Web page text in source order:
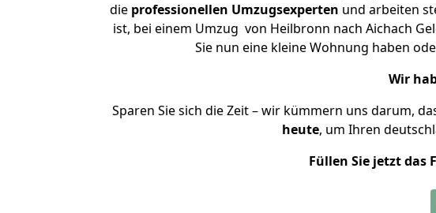
die professionellen Umzugsexperten und arbeiten
ist, bei einem Umzug von Heilbronn nach Aichach
Sie nun eine kleine Wohnung haben
Wir
Sparen Sie sich die Zeit – wir kümmern uns darum,
heute, um Ihren
Füllen Sie jetzt das